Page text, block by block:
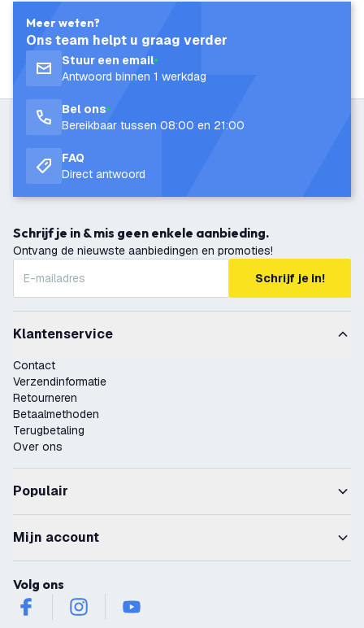
Meer weten?
Ons team helpt u graag verder
Stuur een email
Antwoord binnen 1 werkdag
Bel ons
Bereikbaar tussen 08:00 en 21:00
FAQ
Direct antwoord
Schrijf je in & mis geen enkele aanbieding.
Ontvang de nieuwste aanbiedingen en promoties!
Schrijf je in!
Klantenservice
Contact
Verzendinformatie
Retourneren
Betaalmethoden
Terugbetaling
Over ons
Populair
Mijn account
Volg ons
facebookinstagramyoutube